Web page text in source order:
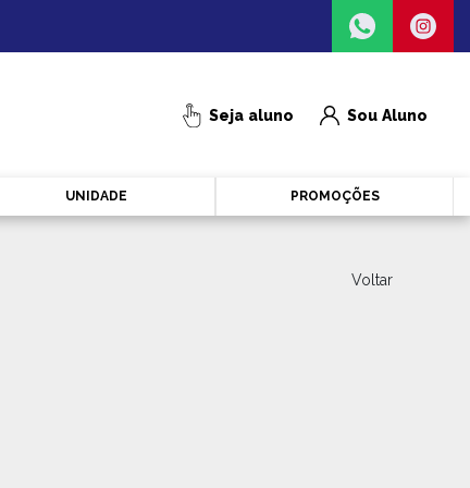
Seja aluno Sou Aluno
UNIDADE PROMOÇÕES
Voltar